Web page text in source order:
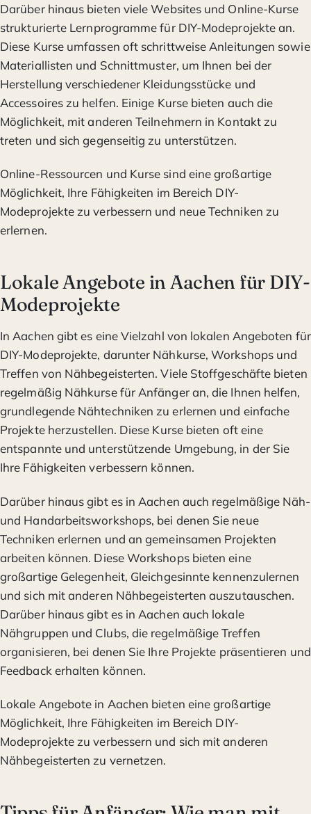
Darüber hinaus bieten viele Websites und Online-Kurse
strukturierte Lernprogramme für DIY-Modeprojekte an.
Diese Kurse umfassen oft schrittweise Anleitungen sowie
Materiallisten und Schnittmuster, um Ihnen bei der
Herstellung verschiedener Kleidungsstücke und
Accessoires zu helfen. Einige Kurse bieten auch die
Möglichkeit, mit anderen Teilnehmern in Kontakt zu
treten und sich gegenseitig zu unterstützen.
Online-Ressourcen und Kurse sind eine großartige
Möglichkeit, Ihre Fähigkeiten im Bereich DIY-
Modeprojekte zu verbessern und neue Techniken zu
erlernen.
Lokale Angebote in Aachen für DIY-
Modeprojekte
In Aachen gibt es eine Vielzahl von lokalen Angeboten für
DIY-Modeprojekte, darunter Nähkurse, Workshops und
Treffen von Nähbegeisterten. Viele Stoffgeschäfte bieten
regelmäßig Nähkurse für Anfänger an, die Ihnen helfen,
grundlegende Nähtechniken zu erlernen und einfache
Projekte herzustellen. Diese Kurse bieten oft eine
entspannte und unterstützende Umgebung, in der Sie
Ihre Fähigkeiten verbessern können.
Darüber hinaus gibt es in Aachen auch regelmäßige Näh-
und Handarbeitsworkshops, bei denen Sie neue
Techniken erlernen und an gemeinsamen Projekten
arbeiten können. Diese Workshops bieten eine
großartige Gelegenheit, Gleichgesinnte kennenzulernen
und sich mit anderen Nähbegeisterten auszutauschen.
Darüber hinaus gibt es in Aachen auch lokale
Nähgruppen und Clubs, die regelmäßige Treffen
organisieren, bei denen Sie Ihre Projekte präsentieren und
Feedback erhalten können.
Lokale Angebote in Aachen bieten eine großartige
Möglichkeit, Ihre Fähigkeiten im Bereich DIY-
Modeprojekte zu verbessern und sich mit anderen
Nähbegeisterten zu vernetzen.